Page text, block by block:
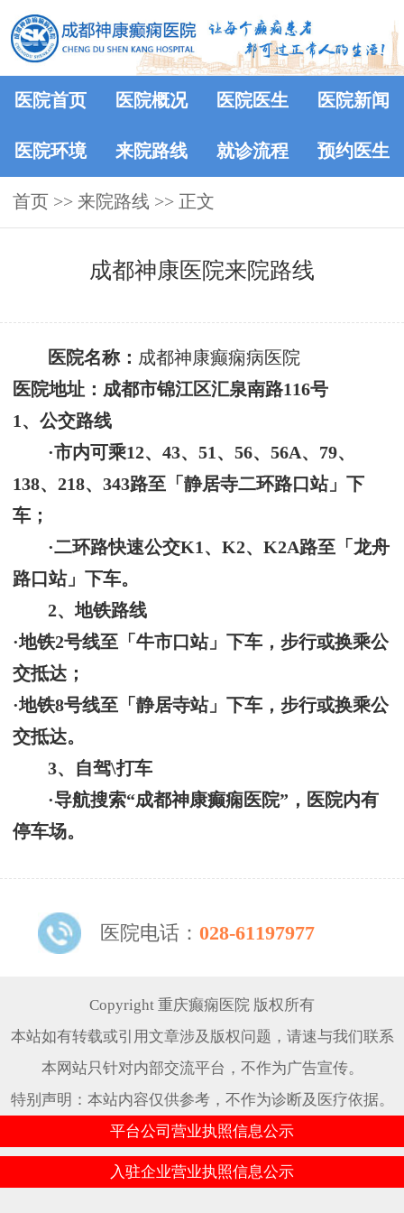
医院首页 医院概况 医院医生 医院新闻
医院环境 来院路线 就诊流程 预约医生
首页 >> 来院路线 >> 正文
成都神康医院来院路线
医院名称： 成都神康癫痫病医院
医院地址： 成都市锦江区汇泉南路116号
1、 公交路线
·市内可乘12、43、51、56、56A、79、
138、218、343路至「静居寺二环路口站」下
车；
·二环路快速公交K1、K2、K2A路至「龙舟
路口站」下车。
2、地铁路线
·地铁2号线至「牛市口站」下车，步行或换乘公
交抵达 ；
·地铁8号线至「静居寺站」下车 ， 步行或换乘公
交抵达。
3、
自驾\打车
·导航搜索“成都神康癫痫医院” ，医院内有
停车场。
医院电话： 028-61197977
Copyright 重庆癫痫医院 版权所有
本站如有转载或引用文章涉及版权问题，请速与我们联系
本网站只针对内部交流平台，不作为广告宣传。
特别声明：本站内容仅供参考，不作为诊断及医疗依据。
平台公司营业执照信息公示
入驻企业营业执照信息公示